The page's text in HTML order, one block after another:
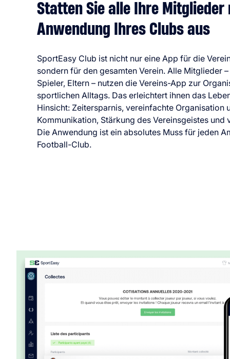
Statten Sie alle Ihre Mitglieder
Anwendung Ihres Clubs aus
SportEasy Club ist nicht nur eine App für die
sondern für den gesamten Verein. Alle Mitglieder –
Spieler, Eltern – nutzen die Vereins-App zur
sportlichen Alltags. Das erleichtert ihnen das
Hinsicht: Zeitersparnis, vereinfachte Organisation
Kommunikation, Stärkung des Vereinsgeistes und
Die Anwendung ist ein absolutes Muss für jeden
Football-Club.